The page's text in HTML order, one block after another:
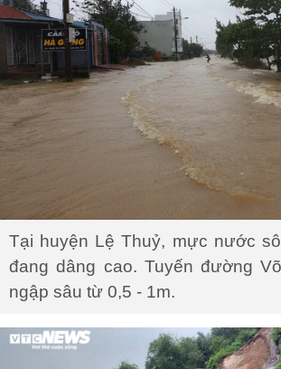
Tại huyện Lệ Thuỷ, mực nước
đang dâng cao. Tuyến đường
ngập sâu từ 0,5 - 1m.